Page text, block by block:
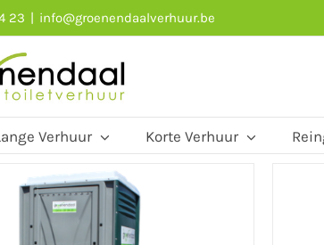
23 | info@groenendaalverhuur.be
Verhuur Korte Verhuur